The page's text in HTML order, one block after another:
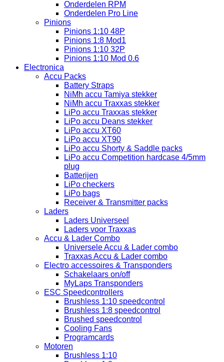
Onderdelen RPM
Onderdelen Pro Line
Pinions
Pinions 1:10 48P
Pinions 1:8 Mod1
Pinions 1:10 32P
Pinions 1:10 Mod 0.6
Electronica
Accu Packs
Battery Straps
NiMh accu Tamiya stekker
NiMh accu Traxxas stekker
LiPo accu Traxxas stekker
LiPo accu Deans stekker
LiPo accu XT60
LiPo accu XT90
LiPo accu Shorty & Saddle packs
LiPo accu Competition hardcase 4/5mm
plug
Batterijen
LiPo checkers
LiPo bags
Receiver & Transmitter packs
Laders
Laders Universeel
Laders voor Traxxas
Accu & Lader Combo
Universele Accu & Lader combo
Traxxas Accu & Lader combo
Electro accessoires & Transponders
Schakelaars on/off
MyLaps Transponders
ESC Speedcontrollers
Brushless 1:10 speedcontrol
Brushless 1:8 speedcontrol
Brushed speedcontrol
Cooling Fans
Programcards
Motoren
Brushless 1:10